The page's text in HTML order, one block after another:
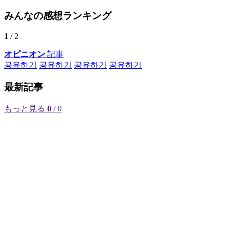
みんなの感想ランキング
1 / 2
オピニオン 記事
공유하기
공유하기 공유하기 공유하기
最新記事
もっと見る 0 / 0